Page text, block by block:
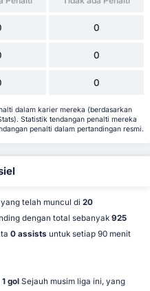
0
0
0
dalam karier mereka (berdasarkan
Statistik tendangan penalti mereka
penalti dalam pertandingan resmi.
telah muncul di 20
dengan total sebanyak 925
0 assists untuk setiap 90 menit
1 golSejauh musim liga ini, yang